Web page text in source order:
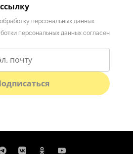
персональных данных
персональных данных согласен